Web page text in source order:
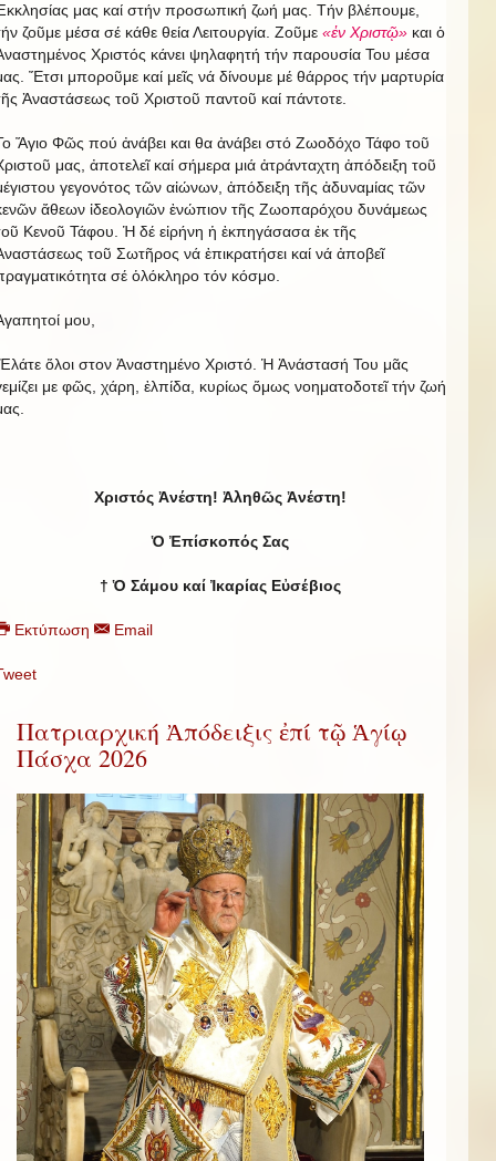
μας καί στήν προσωπική ζωή μας. Τήν βλέπουμε,
ζοῦμε μέσα σέ κάθε θεία Λειτουργία. Ζοῦμε «ἐν Χριστῷ» και ὁ
Χριστός κάνει ψηλαφητή τήν παρουσία Του μέσα
Ἔτσι μποροῦμε καί μεῖς νά δίνουμε μέ θάρρος τήν μαρτυρία
Ἀναστάσεως τοῦ Χριστοῦ παντοῦ καί πάντοτε.
Ἅγιο Φῶς πού ἀνάβει και θα ἀνάβει στό Ζωοδόχο Τάφο τοῦ
μας, ἀποτελεῖ καί σήμερα μιά ἀτράνταχτη ἀπόδειξη τοῦ
γεγονότος τῶν αἰώνων, ἀπόδειξη τῆς ἀδυναμίας τῶν
ἄθεων ἰδεολογιῶν ἐνώπιον τῆς Ζωοπαρόχου δυνάμεως
Κενοῦ Τάφου. Ἡ δέ εἰρήνη ἡ ἐκπηγάσασα ἐκ τῆς
τοῦ Σωτῆρος νά ἐπικρατήσει καί νά ἀποβεῖ
σέ ὁλόκληρο τόν κόσμο.
μου,
ὅλοι στον Ἀναστημένο Χριστό. Ἡ Ἀνάστασή Του μᾶς
με φῶς, χάρη, ἐλπίδα, κυρίως ὅμως νοηματοδοτεῖ τήν ζωή
Χριστός Ἀνέστη! Ἀληθῶς Ἀνέστη!
Ὁ Ἐπίσκοπός Σας
† Ὁ Σάμου καί Ἰκαρίας Εὐσέβιος
Εκτύπωση Email
Πατριαρχική Ἀπόδειξις ἐπί τῷ Ἁγίῳ
Πάσχα 2026